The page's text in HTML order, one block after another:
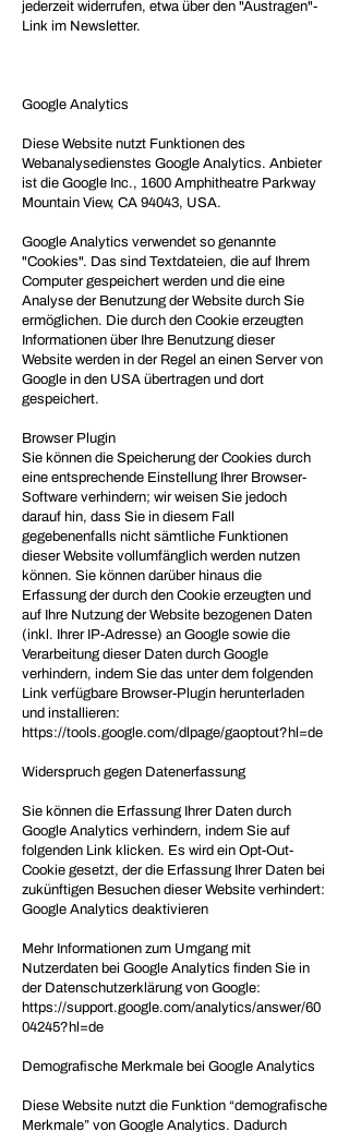
jederzeit widerrufen, etwa über den "Austragen"-
Link im Newsletter.
Google Analytics
Diese Website nutzt Funktionen des
Webanalysedienstes Google Analytics. Anbieter
ist die Google Inc., 1600 Amphitheatre Parkway
Mountain View, CA 94043, USA.
Google Analytics verwendet so genannte
"Cookies". Das sind Textdateien, die auf Ihrem
Computer gespeichert werden und die eine
Analyse der Benutzung der Website durch Sie
ermöglichen. Die durch den Cookie erzeugten
Informationen über Ihre Benutzung dieser
Website werden in der Regel an einen Server von
Google in den USA übertragen und dort
gespeichert.
Browser Plugin
Sie können die Speicherung der Cookies durch
eine entsprechende Einstellung Ihrer Browser-
Software verhindern; wir weisen Sie jedoch
darauf hin, dass Sie in diesem Fall
gegebenenfalls nicht sämtliche Funktionen
dieser Website vollumfänglich werden nutzen
können. Sie können darüber hinaus die
Erfassung der durch den Cookie erzeugten und
auf Ihre Nutzung der Website bezogenen Daten
(inkl. Ihrer IP-Adresse) an Google sowie die
Verarbeitung dieser Daten durch Google
verhindern, indem Sie das unter dem folgenden
Link verfügbare Browser-Plugin herunterladen
und installieren:
https://tools.google.com/dlpage/gaoptout?hl=de
Widerspruch gegen Datenerfassung
Sie können die Erfassung Ihrer Daten durch
Google Analytics verhindern, indem Sie auf
folgenden Link klicken. Es wird ein Opt-Out-
Cookie gesetzt, der die Erfassung Ihrer Daten bei
zukünftigen Besuchen dieser Website verhindert:
Google Analytics deaktivieren
Mehr Informationen zum Umgang mit
Nutzerdaten bei Google Analytics finden Sie in
der Datenschutzerklärung von Google:
https://support.google.com/analytics/answer/60
04245?hl=de
Demografische Merkmale bei Google Analytics
Diese Website nutzt die Funktion “demografische
Merkmale” von Google Analytics. Dadurch